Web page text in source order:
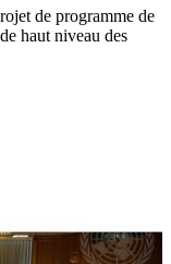
de programme de
haut niveau des